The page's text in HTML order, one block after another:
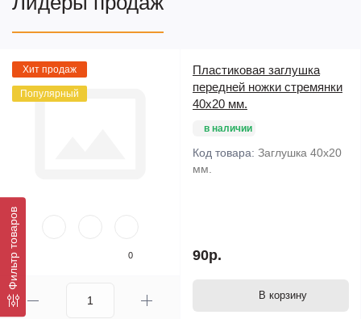
Фильтр товаров
Хит продаж
Популярный
0
Пластиковая заглушка
передней ножки стремянки
40х20 мм.
в наличии
Код товара: Заглушка 40х20
мм.
90р.
В корзину